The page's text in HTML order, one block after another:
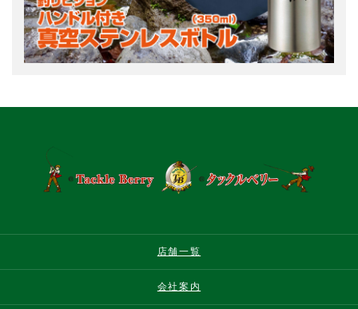
店舗一覧
会社案内